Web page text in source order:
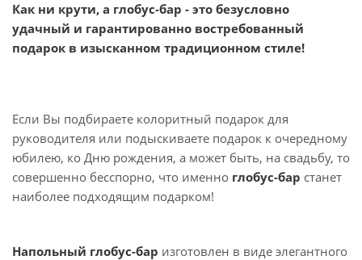
Как ни крути, а глобус-бар - это безусловно
удачный и гарантированно востребованный
подарок в изысканном традиционном стиле!
Если Вы подбираете колоритный подарок для
руководителя или подыскиваете подарок к очередному
юбилею, ко Дню рождения, а может быть, на свадьбу, то
совершенно бесспорно, что именно глобус-бар станет
наиболее подходящим подарком!
Напольный глобус-бар изготовлен в виде элегантного